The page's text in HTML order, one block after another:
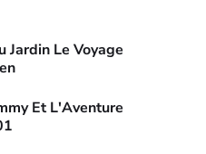
Jardin Le Voyage
Et L'Aventure